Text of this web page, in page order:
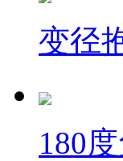
变径
180